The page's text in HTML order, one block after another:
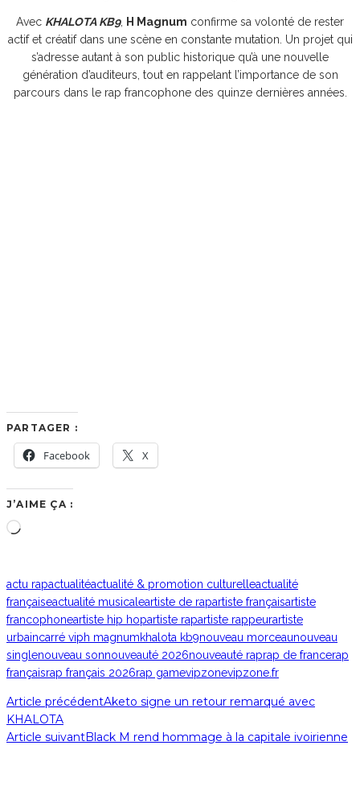
Avec KHALOTA KB9, H Magnum confirme sa volonté de rester
actif et créatif dans une scène en constante mutation. Un projet qui
s’adresse autant à son public historique qu’à une nouvelle
génération d’auditeurs, tout en rappelant l’importance de son
parcours dans le rap francophone des quinze dernières années.
PARTAGER :
Facebook X
J’AIME ÇA :
Chargement…
actu rapactualitéactualité & promotion culturelleactualité
françaiseactualité musicaleartiste de rapartiste françaisartiste
francophoneartiste hip hopartiste rapartiste rappeurartiste
urbaincarré viph magnumkhalota kb9nouveau morceaunouveau
singlenouveau sonnouveauté 2026nouveauté raprap de francerap
françaisrap français 2026rap gamevipzonevipzone.fr
Article précédentAketo signe un retour remarqué avec
KHALOTA
Article suivantBlack M rend hommage à la capitale ivoirienne